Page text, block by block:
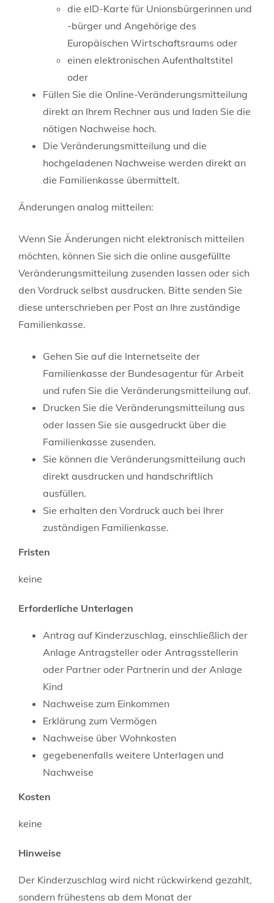
die eID-Karte für Unionsbürgerinnen und
-bürger und Angehörige des
Europäischen Wirtschaftsraums oder
einen elektronischen Aufenthaltstitel
oder
Füllen Sie die Online-Veränderungsmitteilung
direkt an Ihrem Rechner aus und laden Sie die
nötigen Nachweise hoch.
Die Veränderungsmitteilung und die
hochgeladenen Nachweise werden direkt an
die Familienkasse übermittelt.
Änderungen analog mitteilen:
Wenn Sie Änderungen nicht elektronisch mitteilen
möchten, können Sie sich die online ausgefüllte
Veränderungsmitteilung zusenden lassen oder sich
den Vordruck selbst ausdrucken. Bitte senden Sie
diese unterschrieben per Post an Ihre zuständige
Familienkasse.
Gehen Sie auf die Internetseite der
Familienkasse der Bundesagentur für Arbeit
und rufen Sie die Veränderungsmitteilung auf.
Drucken Sie die Veränderungsmitteilung aus
oder lassen Sie sie ausgedruckt über die
Familienkasse zusenden.
Sie können die Veränderungsmitteilung auch
direkt ausdrucken und handschriftlich
ausfüllen.
Sie erhalten den Vordruck auch bei Ihrer
zuständigen Familienkasse.
Fristen
keine
Erforderliche Unterlagen
Antrag auf Kinderzuschlag, einschließlich der
Anlage Antragsteller oder Antragsstellerin
oder Partner oder Partnerin und der Anlage
Kind
Nachweise zum Einkommen
Erklärung zum Vermögen
Nachweise über Wohnkosten
gegebenenfalls weitere Unterlagen und
Nachweise
Kosten
keine
Hinweise
Der Kinderzuschlag wird nicht rückwirkend gezahlt,
sondern frühestens ab dem Monat der